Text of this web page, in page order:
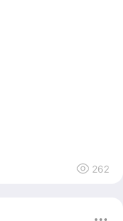
262